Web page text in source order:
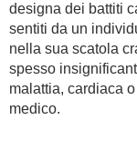
GASTRONOMIA
CAPELLI
SESSO
designa dei battiti
sentiti da un
nella sua scatola
spesso
malattia, cardiaca
medico.